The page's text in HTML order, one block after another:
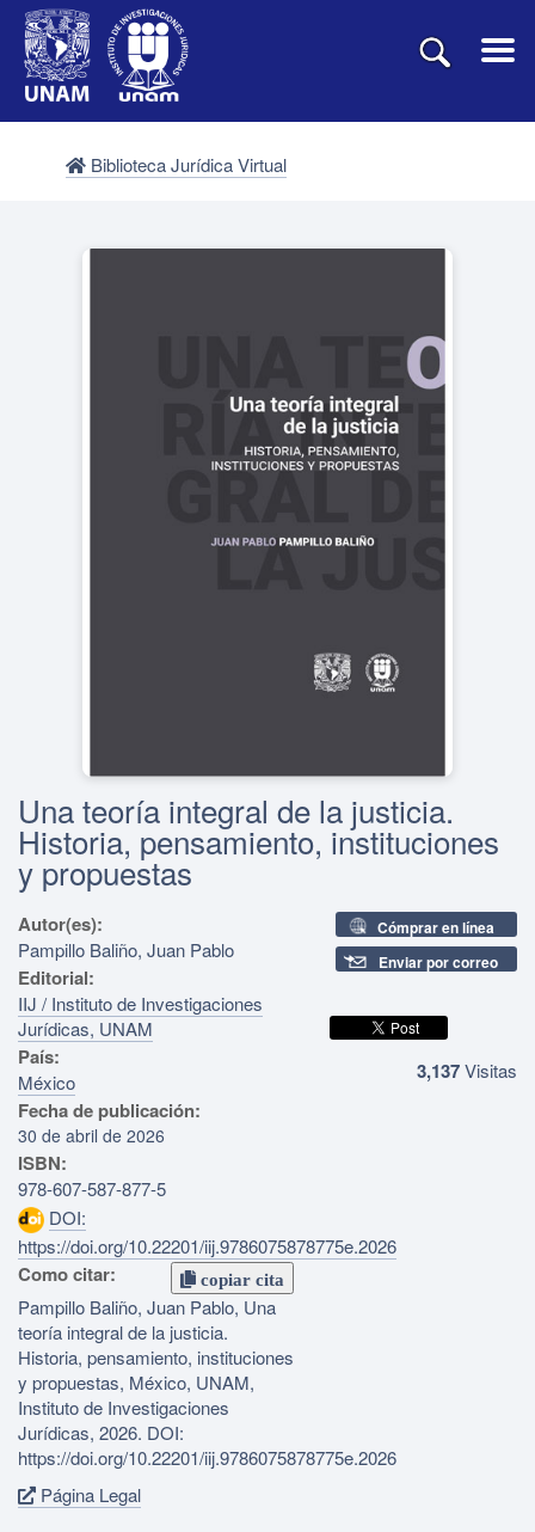
Biblioteca Jurídica Virtual
Una teoría integral de la justicia.
Historia, pensamiento, instituciones
y propuestas
Autor(es):
Pampillo Baliño, Juan Pablo
Editorial:
IIJ / Instituto de Investigaciones
Jurídicas, UNAM
País:
México
Fecha de publicación:
30 de abril de 2026
ISBN:
978-607-587-877-5
DOI:
https://doi.org/10.22201/iij.9786075878775e.2026
Como citar: copiar cita
Pampillo Baliño, Juan Pablo, Una
teoría integral de la justicia.
Historia, pensamiento, instituciones
y propuestas, México, UNAM,
Instituto de Investigaciones
Jurídicas, 2026. DOI:
https://doi.org/10.22201/iij.9786075878775e.2026
Página Legal
Cómprar en línea
Enviar por correo
3,137Visitas